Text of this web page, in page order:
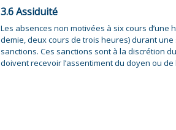
3.6 Assiduité
Les absences non motivées à six cours d’une
demie, deux cours de trois heures) durant
sanctions. Ces sanctions sont à la discrétion
doivent recevoir l’assentiment du doyen ou